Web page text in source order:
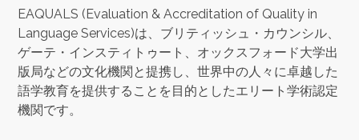
EAQUALS (Evaluation & Accreditation of Quality in
Language Services)は、ブリティッシュ・カウンシル、
ゲーテ・インスティトゥート、オックスフォード大学出
版局などの文化機関と提携し、世界中の人々に卓越した
語学教育を提供することを目的としたエリート学術認定
機関です。